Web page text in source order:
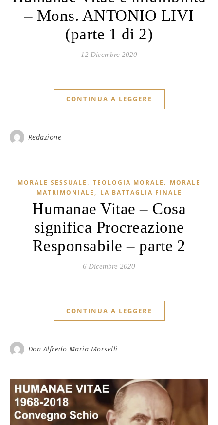
– Mons. ANTONIO LIVI
(parte 1 di 2)
12 Dicembre 2020
CONTINUA A LEGGERE
Redazione
MORALE SESSUALE , TEOLOGIA MORALE , MORALE
MATRIMONIALE , LA BATTAGLIA FINALE
Humanae Vitae – Cosa
significa Procreazione
Responsabile – parte 2
6 Dicembre 2020
CONTINUA A LEGGERE
Don Alfredo Maria Morselli